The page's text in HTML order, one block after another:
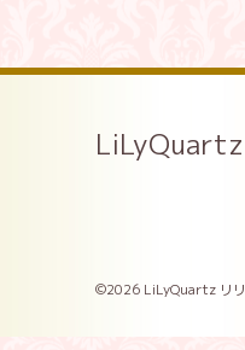
©2026 LiLyQuartz リ